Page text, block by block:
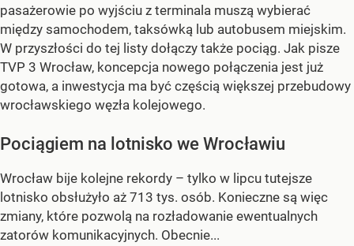
pasażerowie po wyjściu z terminala muszą wybierać
między samochodem, taksówką lub autobusem miejskim.
W przyszłości do tej listy dołączy także pociąg. Jak pisze
TVP 3 Wrocław, koncepcja nowego połączenia jest już
gotowa, a inwestycja ma być częścią większej przebudowy
wrocławskiego węzła kolejowego.
Pociągiem na lotnisko we Wrocławiu
Wrocław bije kolejne rekordy – tylko w lipcu tutejsze
lotnisko obsłużyło aż 713 tys. osób. Konieczne są więc
zmiany, które pozwolą na rozładowanie ewentualnych
zatorów komunikacyjnych. Obecnie...